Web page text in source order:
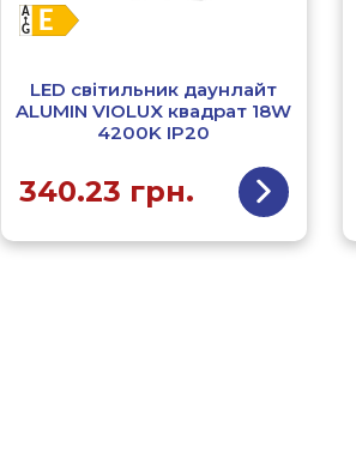
LED світильник даунлайт
ALUMIN VIOLUX квадрат 18W
4200K IP20
340.23 грн.